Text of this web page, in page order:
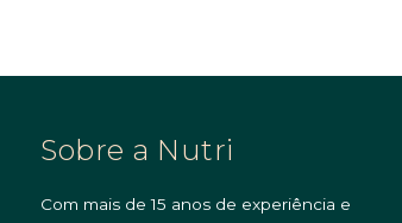
Sobre a Nutri
Com mais de 15 anos de experiência e